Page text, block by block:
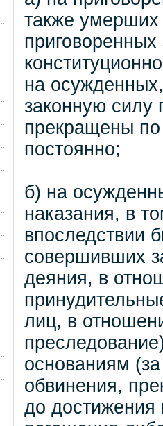
также
на
законную силу
прекращены
постоянно;
б) на
наказания, в
впоследствии
совершивших
деяния, в
лиц, в
основаниям
обвинения,
до достижения